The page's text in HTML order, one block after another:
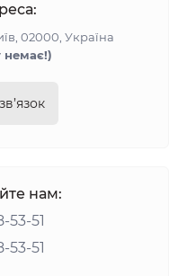
02000, Україна
немає!)
нам:
53-51
53-51